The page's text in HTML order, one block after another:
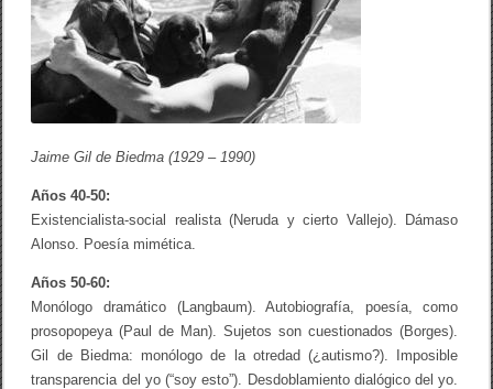
a
e
l
a
o
s
s
p
l
a
s
i
Jaime Gil de Biedma (1929 – 1990)
Años 40-50:
Existencialista-social realista (Neruda y cierto Vallejo). Dámaso
Alonso. Poesía mimética.
Años 50-60:
Monólogo dramático (Langbaum). Autobiografía, poesía, como
prosopopeya (Paul de Man). Sujetos son cuestionados (Borges).
Gil de Biedma: monólogo de la otredad (¿autismo?). Imposible
transparencia del yo (“soy esto”). Desdoblamiento dialógico del yo.